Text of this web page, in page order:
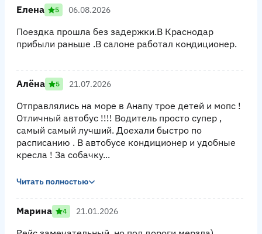
Елена 5 06.08.2026
Поездка прошла без задержки.В Краснодар
прибыли раньше .В салоне работал кондиционер.
Алёна 5 21.07.2026
Отправлялись на море в Анапу трое детей и мопс !
Отличный автобус !!!! Водитель просто супер ,
самый самый лучший. Доехали быстро по
расписанию . В автобусе кондиционер и удобные
кресла ! За собачку...
Читать полностью
Марина 4 21.01.2026